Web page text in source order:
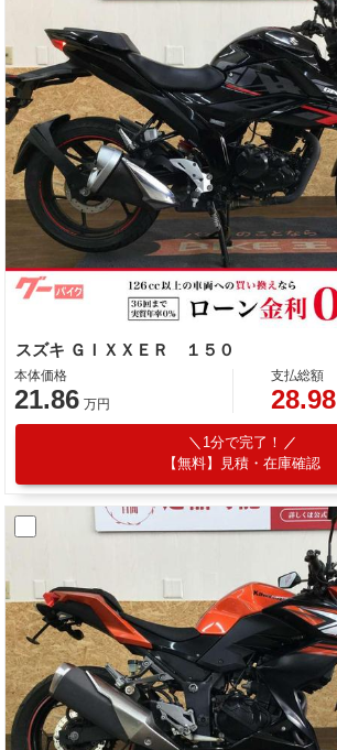
スズキ ＧＩＸＸＥＲ １５０
本体価格
21.86 万円
支払総額
28.98
1分で完了！
【無料】見積・在庫確認